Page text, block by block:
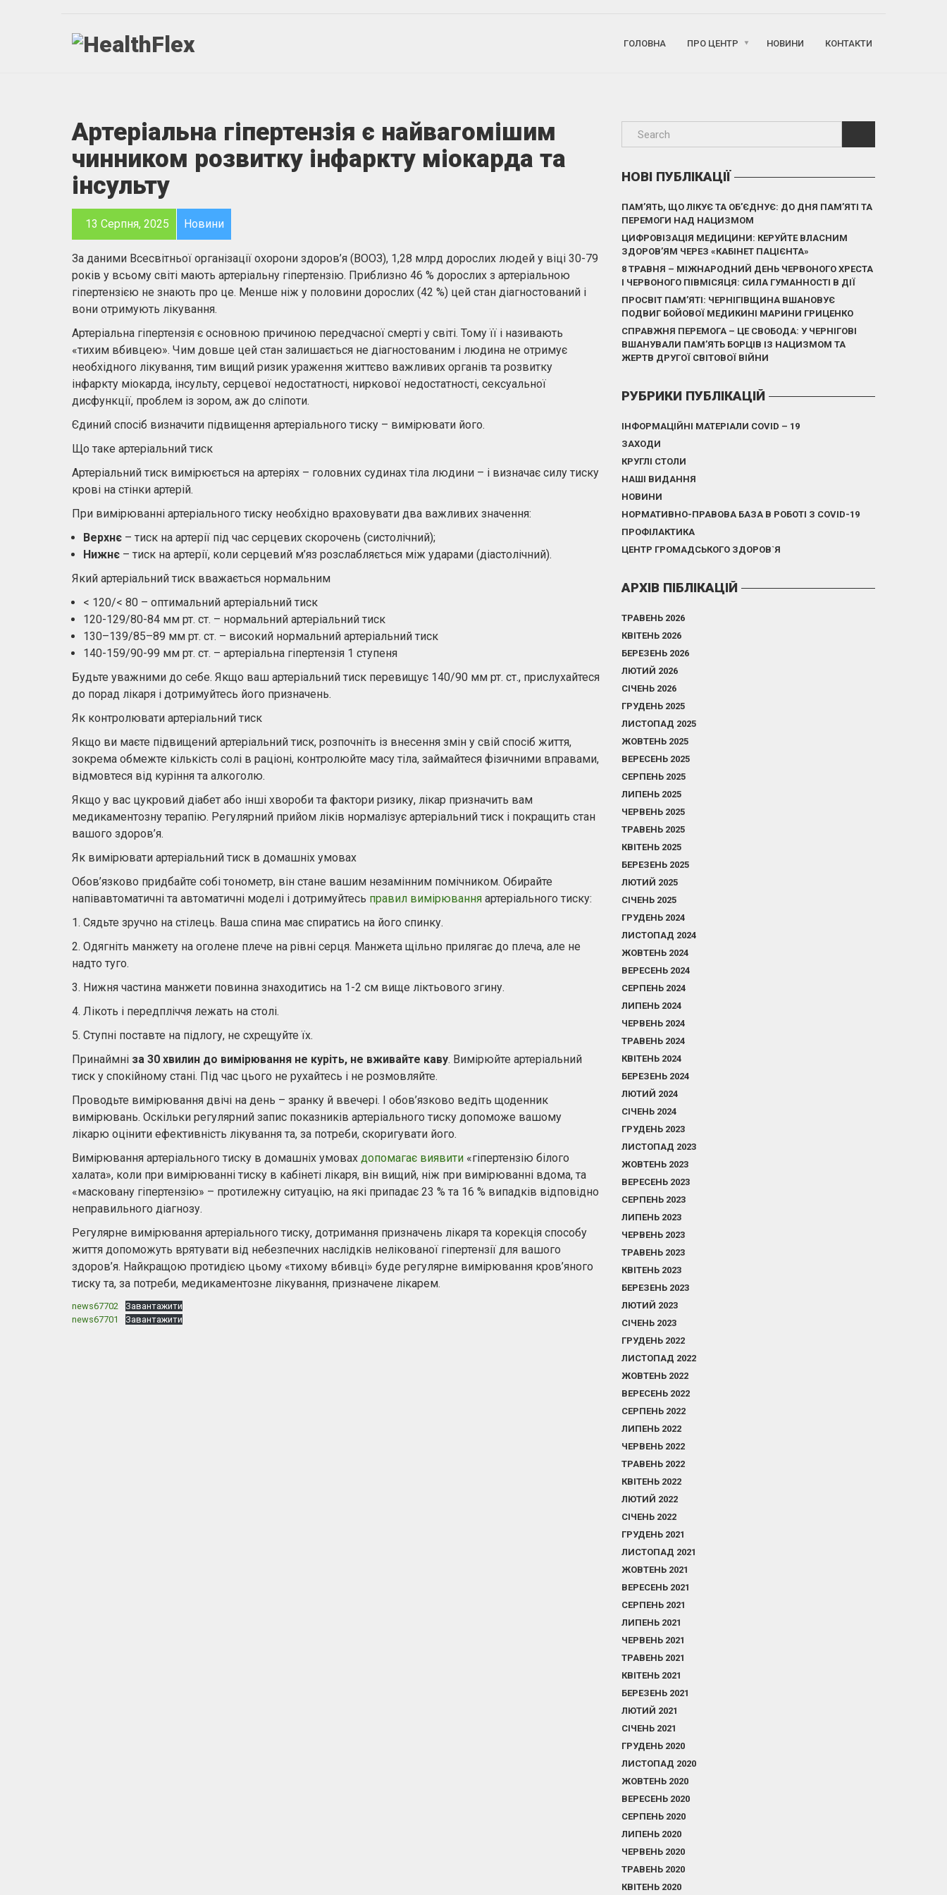
ГОЛОВНА ПРО ЦЕНТР НОВИНИ КОНТАКТИ
Артеріальна гіпертензія є найвагомішим
чинником розвитку інфаркту міокарда та
інсульту
13 Серпня, 2025 Новини
За даними Всесвітньої організації охорони здоров’я (ВООЗ), 1,28 млрд дорослих людей у віці 30-79
років у всьому світі мають артеріальну гіпертензію. Приблизно 46 % дорослих з артеріальною
гіпертензією не знають про це. Менше ніж у половини дорослих (42 %) цей стан діагностований і
вони отримують лікування.
Артеріальна гіпертензія є основною причиною передчасної смерті у світі. Тому її і називають
«тихим вбивцею». Чим довше цей стан залишається не діагностованим і людина не отримує
необхідного лікування, тим вищий ризик ураження життєво важливих органів та розвитку
інфаркту міокарда, інсульту, серцевої недостатності, ниркової недостатності, сексуальної
дисфункції, проблем із зором, аж до сліпоти.
Єдиний спосіб визначити підвищення артеріального тиску – вимірювати його.
Що таке артеріальний тиск
Артеріальний тиск вимірюється на артеріях – головних судинах тіла людини – і визначає силу тиску
крові на стінки артерій.
При вимірюванні артеріального тиску необхідно враховувати два важливих значення:
Верхнє – тиск на артерії під час серцевих скорочень (систолічний);
Нижнє – тиск на артерії, коли серцевий м’яз розслабляється між ударами (діастолічний).
Який артеріальний тиск вважається нормальним
< 120/< 80 – оптимальний артеріальний тиск
120-129/80-84 мм рт. ст. – нормальний артеріальний тиск
130–139/85–89 мм рт. ст. – високий нормальний артеріальний тиск
140-159/90-99 мм рт. ст. – артеріальна гіпертензія 1 ступеня
Будьте уважними до себе. Якщо ваш артеріальний тиск перевищує 140/90 мм рт. ст., прислухайтеся
до порад лікаря і дотримуйтесь його призначень.
Як контролювати артеріальний тиск
Якщо ви маєте підвищений артеріальний тиск, розпочніть із внесення змін у свій спосіб життя,
зокрема обмежте кількість солі в раціоні, контролюйте масу тіла, займайтеся фізичними вправами,
відмовтеся від куріння та алкоголю.
Якщо у вас цукровий діабет або інші хвороби та фактори ризику, лікар призначить вам
медикаментозну терапію. Регулярний прийом ліків нормалізує артеріальний тиск і покращить стан
вашого здоров’я.
Як вимірювати артеріальний тиск в домашніх умовах
Обов’язково придбайте собі тонометр, він стане вашим незамінним помічником. Обирайте
напівавтоматичні та автоматичні моделі і дотримуйтесь правил вимірювання артеріального тиску:
1. Сядьте зручно на стілець. Ваша спина має спиратись на його спинку.
2. Одягніть манжету на оголене плече на рівні серця. Манжета щільно прилягає до плеча, але не
надто туго.
3. Нижня частина манжети повинна знаходитись на 1-2 см вище ліктьового згину.
4. Лікоть і передпліччя лежать на столі.
5. Ступні поставте на підлогу, не схрещуйте їх.
Принаймні за 30 хвилин до вимірювання не куріть, не вживайте каву. Вимірюйте артеріальний
тиск у спокійному стані. Під час цього не рухайтесь і не розмовляйте.
Проводьте вимірювання двічі на день – зранку й ввечері. І обов’язково ведіть щоденник
вимірювань. Оскільки регулярний запис показників артеріального тиску допоможе вашому
лікарю оцінити ефективність лікування та, за потреби, скоригувати його.
Вимірювання артеріального тиску в домашніх умовах допомагає виявити «гіпертензію білого
халата», коли при вимірюванні тиску в кабінеті лікаря, він вищий, ніж при вимірюванні вдома, та
«масковану гіпертензію» – протилежну ситуацію, на які припадає 23 % та 16 % випадків відповідно
неправильного діагнозу.
Регулярне вимірювання артеріального тиску, дотримання призначень лікаря та корекція способу
життя допоможуть врятувати від небезпечних наслідків нелікованої гіпертензії для вашого
здоров’я. Найкращою протидією цьому «тихому вбивці» буде регулярне вимірювання кров’яного
тиску та, за потреби, медикаментозне лікування, призначене лікарем.
news67702
Завантажити
news67701
Завантажити
НОВІ ПУБЛІКАЦІЇ
ПАМ’ЯТЬ, ЩО ЛІКУЄ ТА ОБ’ЄДНУЄ: ДО ДНЯ ПАМ’ЯТІ ТА
ПЕРЕМОГИ НАД НАЦИЗМОМ
ЦИФРОВІЗАЦІЯ МЕДИЦИНИ: КЕРУЙТЕ ВЛАСНИМ
ЗДОРОВ’ЯМ ЧЕРЕЗ «КАБІНЕТ ПАЦІЄНТА»
8 ТРАВНЯ – МІЖНАРОДНИЙ ДЕНЬ ЧЕРВОНОГО ХРЕСТА
І ЧЕРВОНОГО ПІВМІСЯЦЯ: СИЛА ГУМАННОСТІ В ДІЇ
ПРОСВІТ ПАМ’ЯТІ: ЧЕРНІГІВЩИНА ВШАНОВУЄ
ПОДВИГ БОЙОВОЇ МЕДИКИНІ МАРИНИ ГРИЦЕНКО
СПРАВЖНЯ ПЕРЕМОГА – ЦЕ СВОБОДА: У ЧЕРНІГОВІ
ВШАНУВАЛИ ПАМ’ЯТЬ БОРЦІВ ІЗ НАЦИЗМОМ ТА
ЖЕРТВ ДРУГОЇ СВІТОВОЇ ВІЙНИ
РУБРИКИ ПУБЛІКАЦІЙ
ІНФОРМАЦІЙНІ МАТЕРІАЛИ COVID – 19
ЗАХОДИ
КРУГЛІ СТОЛИ
НАШІ ВИДАННЯ
НОВИНИ
НОРМАТИВНО-ПРАВОВА БАЗА В РОБОТІ З COVID-19
ПРОФІЛАКТИКА
ЦЕНТР ГРОМАДСЬКОГО ЗДОРОВ`Я
АРХІВ ПІБЛІКАЦІЙ
ТРАВЕНЬ 2026
КВІТЕНЬ 2026
БЕРЕЗЕНЬ 2026
ЛЮТИЙ 2026
СІЧЕНЬ 2026
ГРУДЕНЬ 2025
ЛИСТОПАД 2025
ЖОВТЕНЬ 2025
ВЕРЕСЕНЬ 2025
СЕРПЕНЬ 2025
ЛИПЕНЬ 2025
ЧЕРВЕНЬ 2025
ТРАВЕНЬ 2025
КВІТЕНЬ 2025
БЕРЕЗЕНЬ 2025
ЛЮТИЙ 2025
СІЧЕНЬ 2025
ГРУДЕНЬ 2024
ЛИСТОПАД 2024
ЖОВТЕНЬ 2024
ВЕРЕСЕНЬ 2024
СЕРПЕНЬ 2024
ЛИПЕНЬ 2024
ЧЕРВЕНЬ 2024
ТРАВЕНЬ 2024
КВІТЕНЬ 2024
БЕРЕЗЕНЬ 2024
ЛЮТИЙ 2024
СІЧЕНЬ 2024
ГРУДЕНЬ 2023
ЛИСТОПАД 2023
ЖОВТЕНЬ 2023
ВЕРЕСЕНЬ 2023
СЕРПЕНЬ 2023
ЛИПЕНЬ 2023
ЧЕРВЕНЬ 2023
ТРАВЕНЬ 2023
КВІТЕНЬ 2023
БЕРЕЗЕНЬ 2023
ЛЮТИЙ 2023
СІЧЕНЬ 2023
ГРУДЕНЬ 2022
ЛИСТОПАД 2022
ЖОВТЕНЬ 2022
ВЕРЕСЕНЬ 2022
СЕРПЕНЬ 2022
ЛИПЕНЬ 2022
ЧЕРВЕНЬ 2022
ТРАВЕНЬ 2022
КВІТЕНЬ 2022
ЛЮТИЙ 2022
СІЧЕНЬ 2022
ГРУДЕНЬ 2021
ЛИСТОПАД 2021
ЖОВТЕНЬ 2021
ВЕРЕСЕНЬ 2021
СЕРПЕНЬ 2021
ЛИПЕНЬ 2021
ЧЕРВЕНЬ 2021
ТРАВЕНЬ 2021
КВІТЕНЬ 2021
БЕРЕЗЕНЬ 2021
ЛЮТИЙ 2021
СІЧЕНЬ 2021
ГРУДЕНЬ 2020
ЛИСТОПАД 2020
ЖОВТЕНЬ 2020
ВЕРЕСЕНЬ 2020
СЕРПЕНЬ 2020
ЛИПЕНЬ 2020
ЧЕРВЕНЬ 2020
ТРАВЕНЬ 2020
КВІТЕНЬ 2020